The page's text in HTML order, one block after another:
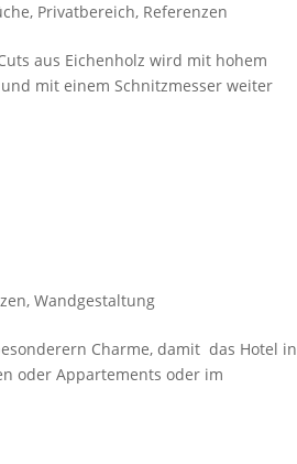
, Privatbereich, Referenzen
aus Eichenholz wird mit hohem
mit einem Schnitzmesser weiter
, Wandgestaltung
Charme, damit das Hotel in
oder Appartements oder im